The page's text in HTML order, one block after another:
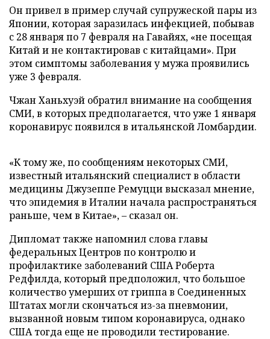
Он привел в пример случай супружеской пары из
Японии, которая заразилась инфекцией, побывав
с 28 января по 7 февраля на Гавайях, «не посещая
Китай и не контактировав с китайцами». При
этом симптомы заболевания у мужа проявились
уже 3 февраля.
Чжан Ханьхуэй обратил внимание на сообщения
СМИ, в которых предполагается, что уже 1 января
коронавирус появился в итальянской Ломбардии.
«К тому же, по сообщениям некоторых СМИ,
известный итальянский специалист в области
медицины Джузеппе Ремуцци высказал мнение,
что эпидемия в Италии начала распространяться
раньше, чем в Китае», – сказал он.
Дипломат также напомнил слова главы
федеральных Центров по контролю и
профилактике заболеваний США Роберта
Редфилда, который предположил, что большое
количество умерших от гриппа в Соединенных
Штатах могли скончаться из-за пневмонии,
вызванной новым типом коронавируса, однако
США тогда еще не проводили тестирование.